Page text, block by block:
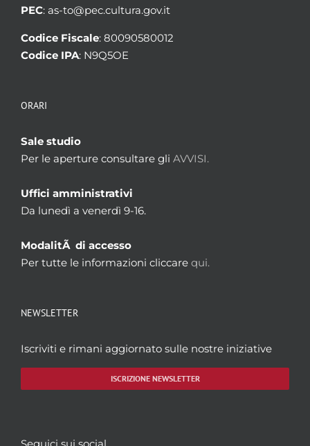
PEC: as-to@pec.cultura.gov.it
Codice Fiscale: 80090580012
Codice IPA: N9Q5OE
ORARI
Sale studio
Per le aperture consultare gli AVVISI.
Uffici amministrativi
Da lunedì a venerdì 9-16.
ModalitÃ di accesso
Per tutte le informazioni cliccare qui.
NEWSLETTER
Iscriviti e rimani aggiornato sulle nostre iniziative
ISCRIZIONE NEWSLETTER
Seguici sui social